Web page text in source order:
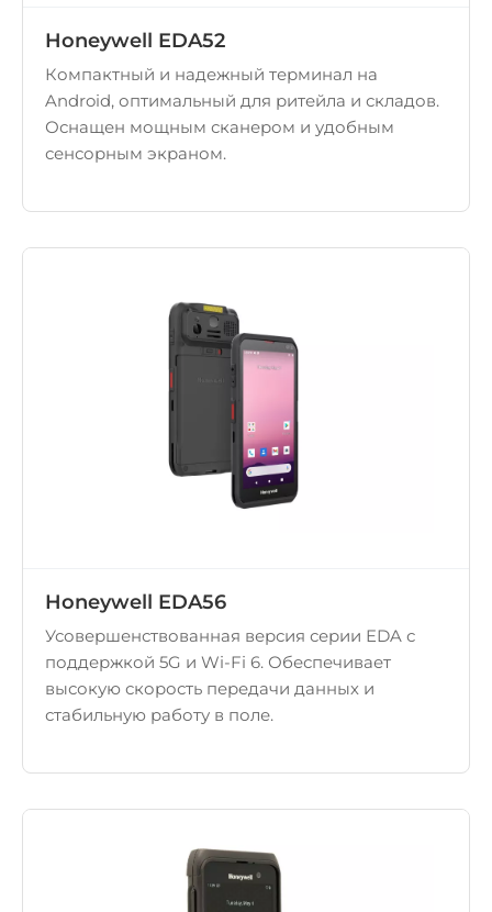
Honeywell EDA52
Компактный и надежный терминал на
Android, оптимальный для ритейла и складов.
Оснащен мощным сканером и удобным
сенсорным экраном.
Honeywell EDA56
Усовершенствованная версия серии EDA с
поддержкой 5G и Wi-Fi 6. Обеспечивает
высокую скорость передачи данных и
стабильную работу в поле.